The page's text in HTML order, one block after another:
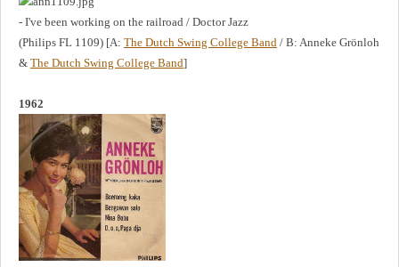
- I've been working on the railroad / Doctor Jazz
(Philips FL 1109) [A: The Dutch Swing College Band / B: Anneke Grönloh
& The Dutch Swing College Band]
1962